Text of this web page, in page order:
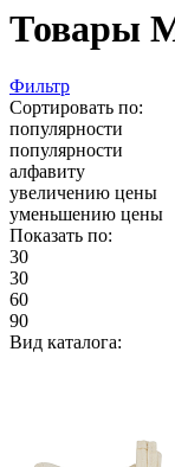
Товары
Фильтр
Сортировать по:
популярности
популярности
алфавиту
увеличению цены
уменьшению цены
Показать по:
30
30
60
90
Вид каталога: